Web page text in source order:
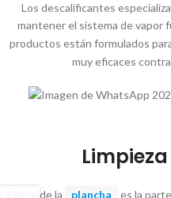
Los descalificantes
mantener el sistema de vapor
productos están formulados
muy eficaces
La base de la plancha
es la